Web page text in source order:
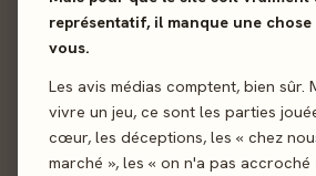
représentatif, il manque une chose
vous.
Les avis médias comptent, bien sûr.
vivre un jeu, ce sont les parties
cœur, les déceptions, les « chez
marché », les « on n'a pas accroché